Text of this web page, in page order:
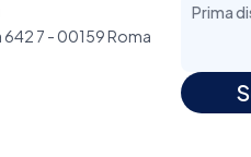
7 - 00159 Roma
Prima